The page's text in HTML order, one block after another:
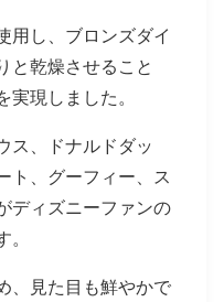
用し、ブロンズダイ
と乾燥させること
現しました。
ス、ドナルドダッ
ト、グーフィー、ス
ディズニーファンの
、見た目も鮮やかで